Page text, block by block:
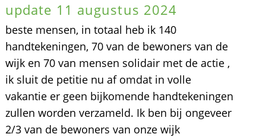
update 11 augustus 2024
beste mensen, in totaal heb ik 140
handtekeningen, 70 van de bewoners van de
wijk en 70 van mensen solidair met de actie ,
ik sluit de petitie nu af omdat in volle
vakantie er geen bijkomende handtekeningen
zullen worden verzameld. Ik ben bij ongeveer
2/3 van de bewoners van onze wijk